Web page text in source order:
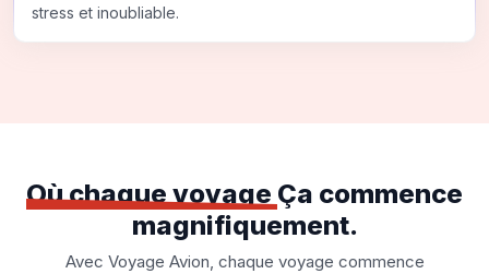
stress et inoubliable.
Où chaque voyage Ça commence
magnifiquement.
Avec Voyage Avion, chaque voyage commence